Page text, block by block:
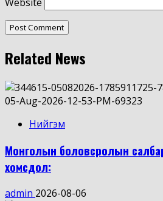
Related News
Нийгэм
Монголын боловсролын
хомсдол:
admin 2026-08-06